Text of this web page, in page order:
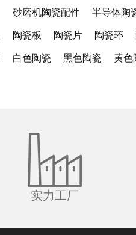
砂磨机陶瓷配件 半导体陶
陶瓷板 陶瓷片 陶瓷环
白色陶瓷 黑色陶瓷 黄色
实力工厂